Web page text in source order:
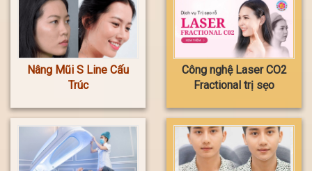
Nâng Mũi S Line Cấu
Trúc
Công nghệ Laser CO2
Fractional trị sẹo